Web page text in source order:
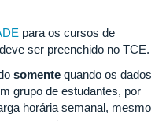
para os cursos de
ser preenchido no TCE.
somente quando os dados
grupo de estudantes, por
horária semanal, mesmo